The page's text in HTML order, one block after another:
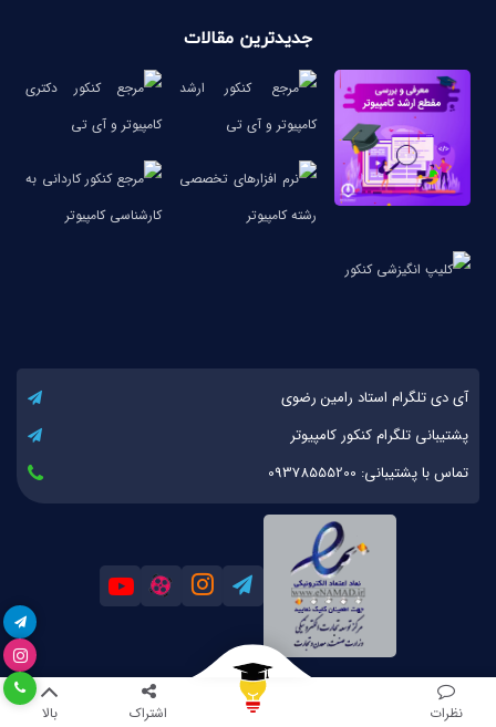
نظرات اشتراک بالا
جدیدترین مقالات
آی دی تلگرام استاد رامین رضوی
پشتیبانی تلگرام کنکور کامپیوتر
تماس با پشتیبانی: 09378555200